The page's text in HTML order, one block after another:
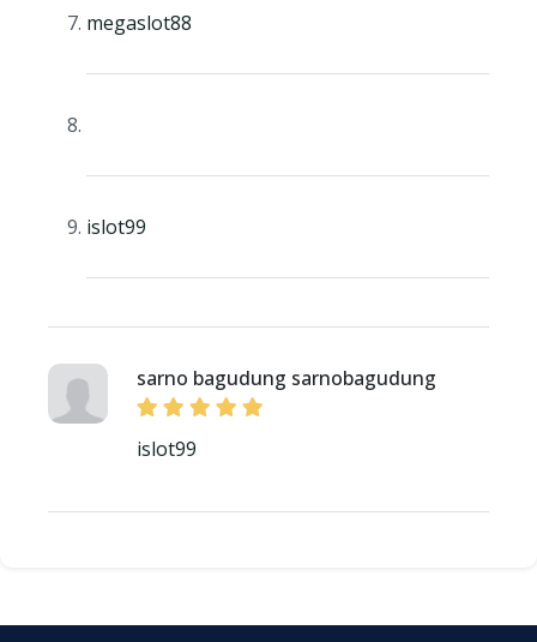
megaslot88
islot99
sarno bagudung sarnobagudung
islot99